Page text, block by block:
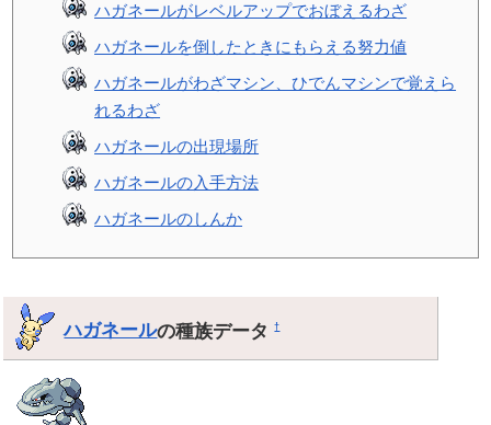
ハガネールがレベルアップでおぼえるわざ
ハガネールを倒したときにもらえる努力値
ハガネールがわざマシン、ひでんマシンで覚えら
れるわざ
ハガネールの出現場所
ハガネールの入手方法
ハガネールのしんか
ハガネールの種族データ†